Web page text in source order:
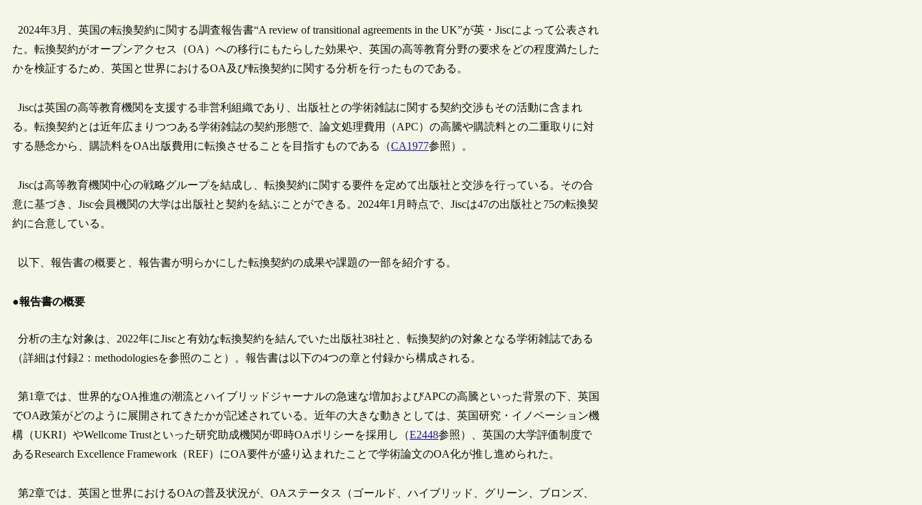
2024年3月、英国の転換契約に関する調査報告書“A review of transitional agreements in the UK”が英・Jiscによって公表され
た。転換契約がオープンアクセス（OA）への移行にもたらした効果や、英国の高等教育分野の要求をどの程度満たした
かを検証するため、英国と世界におけるOA及び転換契約に関する分析を行ったものである。
Jiscは英国の高等教育機関を支援する非営利組織であり、出版社との学術雑誌に関する契約交渉もその活動に含まれ
る。転換契約とは近年広まりつつある学術雑誌の契約形態で、論文処理費用（APC）の高騰や購読料との二重取りに対
する懸念から、購読料をOA出版費用に転換させることを目指すものである（CA1977参照）。
Jiscは高等教育機関中心の戦略グループを結成し、転換契約に関する要件を定めて出版社と交渉を行っている。その合
意に基づき、Jisc会員機関の大学は出版社と契約を結ぶことができる。2024年1月時点で、Jiscは47の出版社と75の転換契
約に合意している。
以下、報告書の概要と、報告書が明らかにした転換契約の成果や課題の一部を紹介する。
●報告書の概要
分析の主な対象は、2022年にJiscと有効な転換契約を結んでいた出版社38社と、転換契約の対象となる学術雑誌である
（詳細は付録2：methodologiesを参照のこと）。報告書は以下の4つの章と付録から構成される。
第1章では、世界的なOA推進の潮流とハイブリッドジャーナルの急速な増加およびAPCの高騰といった背景の下、英国
でOA政策がどのように展開されてきたかが記述されている。近年の大きな動きとしては、英国研究・イノベーション機
構（UKRI）やWellcome Trustといった研究助成機関が即時OAポリシーを採用し（E2448参照）、英国の大学評価制度で
あるResearch Excellence Framework（REF）にOA要件が盛り込まれたことで学術論文のOA化が推し進められた。
第2章では、英国と世界におけるOAの普及状況が、OAステータス（ゴールド、ハイブリッド、グリーン、ブロンズ、